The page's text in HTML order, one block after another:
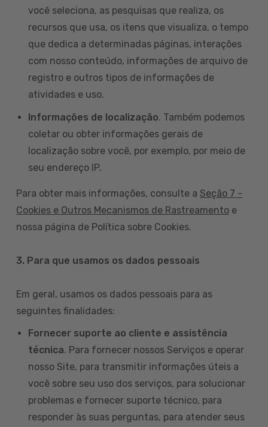
você seleciona, as pesquisas que realiza, os
recursos que usa, os itens que visualiza, o tempo
que dedica a determinadas páginas, interações
com nosso conteúdo, informações de arquivo de
registro e outros tipos de informações de
atividades e uso.
Informações de localização. Também podemos
coletar ou obter informações gerais de
localização sobre você, por exemplo, por meio de
seu endereço IP.
Para obter mais informações, consulte a Seção 7 -
Cookies e Outros Mecanismos de Rastreamento e
nossa página de Política sobre Cookies.
3. Para que usamos os dados pessoais
Em geral, usamos os dados pessoais para as
seguintes finalidades:
Fornecer suporte ao cliente e assistência
técnica. Para fornecer nossos Serviços e operar
nosso Site, para transmitir informações úteis a
você sobre seu uso dos serviços, para solucionar
problemas e fornecer suporte técnico, para
responder às suas perguntas, para atender seus